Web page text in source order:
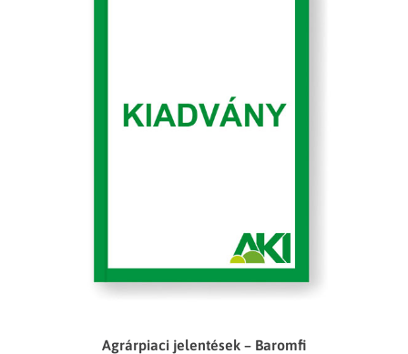
Agrárpiaci jelentések – Baromfi